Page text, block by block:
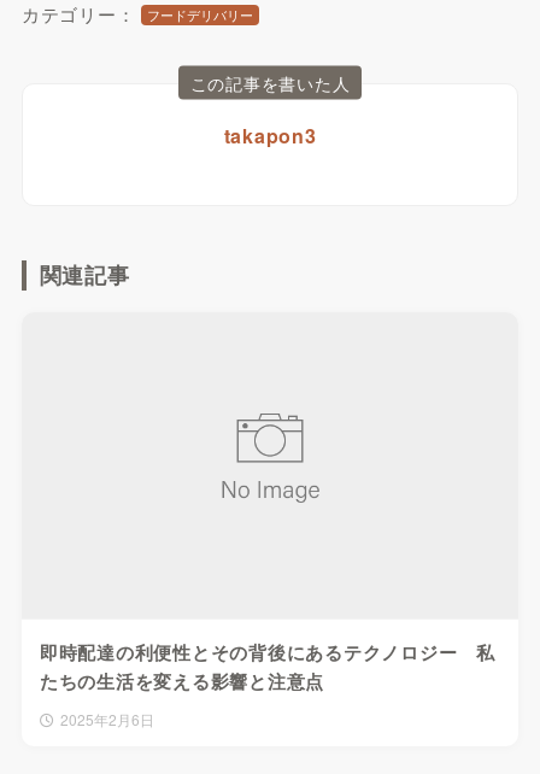
カテゴリー： フードデリバリー
この記事を書いた人
takapon3
関連記事
即時配達の利便性とその背後にあるテクノロジー 私
たちの生活を変える影響と注意点
2025年2月6日